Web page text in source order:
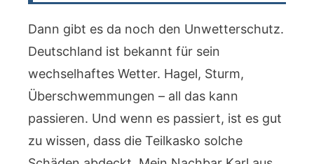
Dann gibt es da noch den Unwetterschutz.
Deutschland ist bekannt für sein
wechselhaftes Wetter. Hagel, Sturm,
Überschwemmungen – all das kann
passieren. Und wenn es passiert, ist es gut
zu wissen, dass die Teilkasko solche